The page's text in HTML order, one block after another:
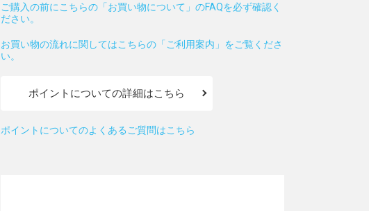
ご購入の前にこちらの「お買い物について」のFAQを必ず確認く
ださい。
お買い物の流れに関してはこちらの「ご利用案内」をご覧くださ
い。
ポイントについての詳細はこちら
ポイントについてのよくあるご質問はこちら